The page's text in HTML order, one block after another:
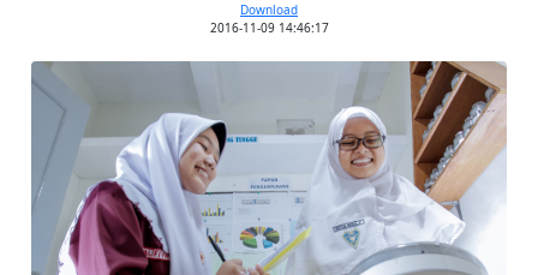
Download
2016-11-09 14:46:17